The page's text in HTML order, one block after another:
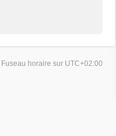
Fuseau horaire sur UTC+02:00